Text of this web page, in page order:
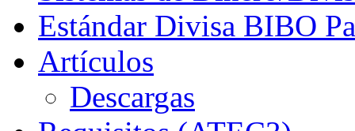
Estándar Divisa BIBO
Artículos
Descargas